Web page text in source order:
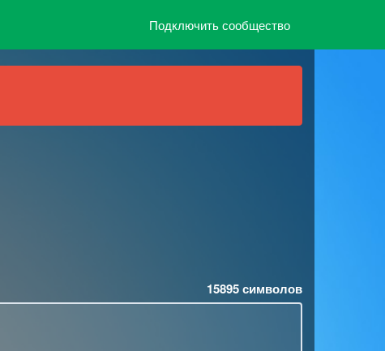
Подключить сообщество
15895символов